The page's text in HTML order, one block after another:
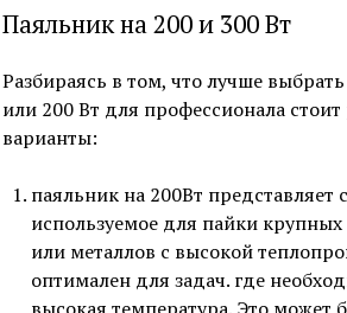
Паяльник на 200 и 300 Вт
Разбираясь в том, что лучше
или 200 Вт для профессионала
варианты:
паяльник на 200Вт представляет
используемое для пайки
или металлов с высокой
оптимален для задач. где